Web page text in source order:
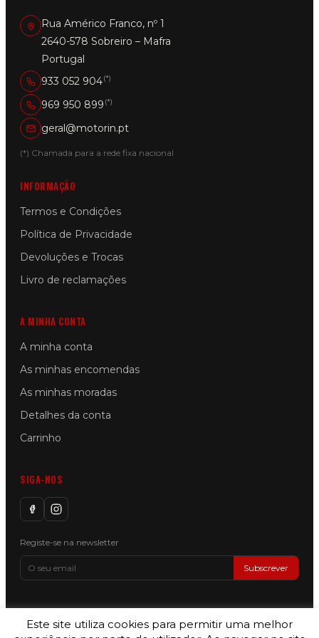
Rua Américo Franco, nº 1
2640-578 Sobreiro – Mafra
Portugal
933 052 904(*)
969 950 899 (*)
geral@motorin.pt
(*) Chamada para a rede fixa nacional
INFORMAÇÃO
Termos e Condições
Política de Privacidade
Devoluções e Trocas
Livro de reclamações
A MINHA CONTA
A minha conta
As minhas encomendas
As minhas moradas
Detalhes da conta
Carrinho
SIGA-NOS
Registe-se na newsletter
Subscrever
Copyright © 2026 Motorin by SILVER LEMON, LDA — All Rights
Este site utiliza cookies para permitir uma melhor